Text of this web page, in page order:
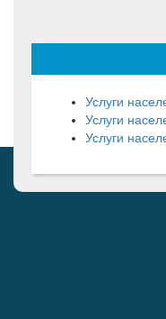
Услуги
Услуги
Услуги